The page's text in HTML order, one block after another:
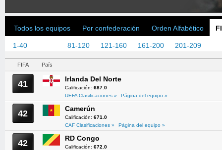
Todos los equipos Por confederación Orden Alfabético
1-40 81-120 121-160 161-200 201-209
FIFA País
41 Irlanda Del Norte
Calificación: 687.0
UEFA Clasificaciones »
Página del equipo »
42 Camerún
Calificación: 671.0
CAF Clasificaciones »
Página del equipo »
42 RD Congo
Calificación: 672.0